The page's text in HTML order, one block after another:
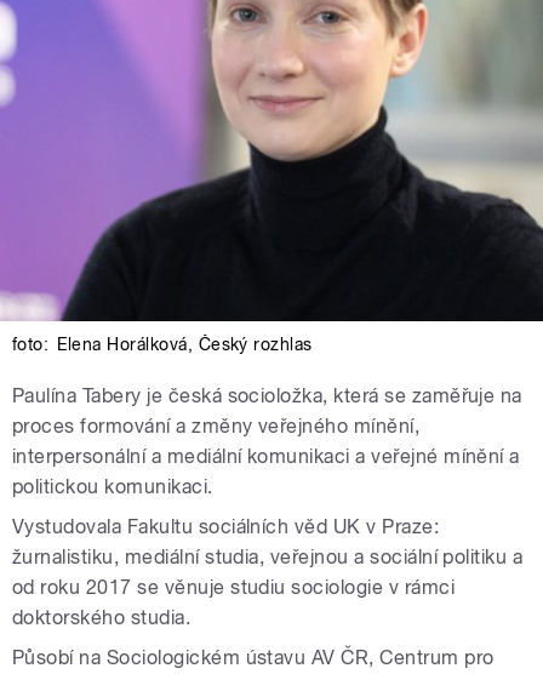
foto: Elena Horálková, Český rozhlas
Paulína Tabery je česká socioložka, která se zaměřuje na
proces formování a změny veřejného mínění,
interpersonální a mediální komunikaci a veřejné mínění a
politickou komunikaci.
Vystudovala Fakultu sociálních věd UK v Praze:
žurnalistiku, mediální studia, veřejnou a sociální politiku a
od roku 2017 se věnuje studiu sociologie v rámci
doktorského studia.
Působí na Sociologickém ústavu AV ČR, Centrum pro